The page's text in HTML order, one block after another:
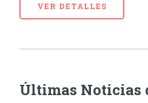
VER DETALLES
Últimas Noticias